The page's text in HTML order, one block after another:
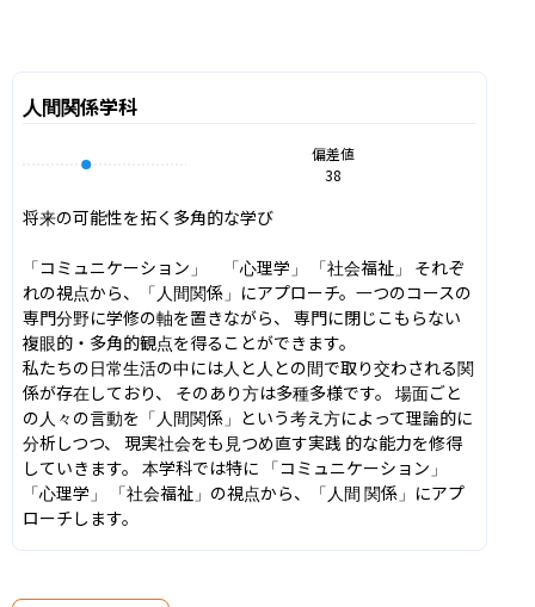
人間関係学科
偏差値
38
将来の可能性を拓く多角的な学び
「コミュニケーション」　「心理学」 「社会福祉」 それぞ
れの視点から、「人間関係」にアプローチ。一つのコースの
専門分野に学修の軸を置きながら、 専門に閉じこもらない
複眼的・多角的観点を得ることができます。
私たちの日常生活の中には人と人との間で取り交わされる関
係が存在しており、 そのあり方は多種多様です。 場面ごと
の人々の言動を「人間関係」という考え方によって理論的に
分析しつつ、 現実社会をも見つめ直す実践 的な能力を修得
していきます。 本学科では特に 「コミュニケーション」
「心理学」 「社会福祉」の視点から、「人間 関係」にアプ
ローチします。